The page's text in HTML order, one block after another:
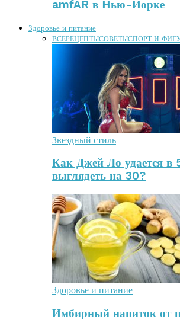
amfAR в Нью-Йорке
Здоровье и питание
ВСЕРЕЦЕПТЫСОВЕТЫСПОРТ И
Звездный стиль
Как Джей Ло удается в
выглядеть на 30?
Здоровье и питание
Имбирный напиток от